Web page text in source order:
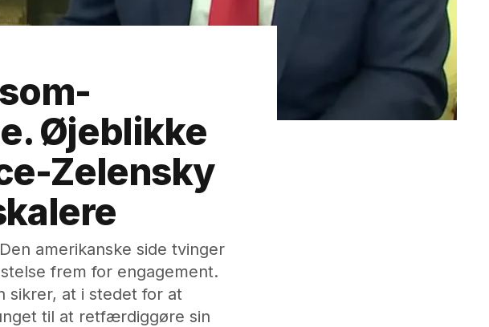
Øjeblikke
Zelensky
amerikanske side tvinger
frem for engagement.
sikrer, at i stedet for at
til at retfærdiggøre sin